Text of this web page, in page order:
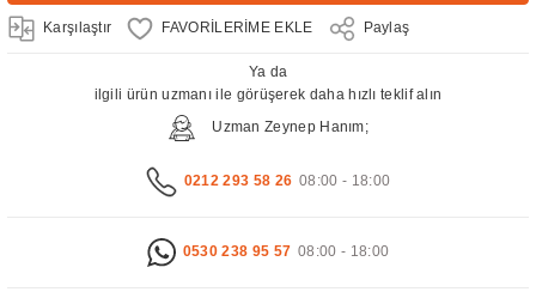
Karşılaştır Paylaş
Ya da
ilgili ürün uzmanı ile görüşerek daha hızlı teklif alın
Uzman Zeynep Hanım;
0212 293 58 26 08:00 - 18:00
0530 238 95 57 08:00 - 18:00